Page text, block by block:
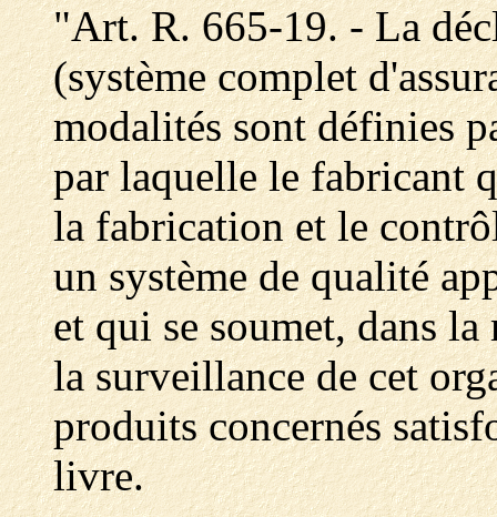
"Art. R. 665-19. - La
(système complet
modalités sont définies
par laquelle le fabricant
la fabrication et le
un système de qualité
et qui se soumet, dans la
la surveillance de cet
produits concernés
livre.